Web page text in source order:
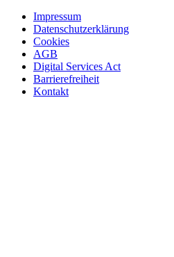
Impressum
Datenschutzerklärung
Cookies
AGB
Digital Services Act
Barrierefreiheit
Kontakt